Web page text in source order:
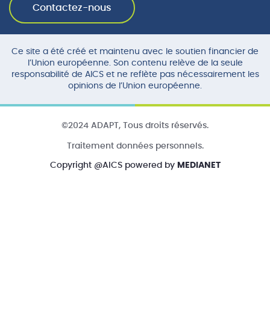
Contactez-nous
Ce site a été créé et maintenu avec le soutien financier de
l’Union européenne. Son contenu relève de la seule
responsabilité de AICS et ne reflète pas nécessairement les
opinions de l’Union européenne.
©2024 ADAPT, Tous droits réservés.
Traitement données personnels.
Copyright @AICS powered by MEDIANET